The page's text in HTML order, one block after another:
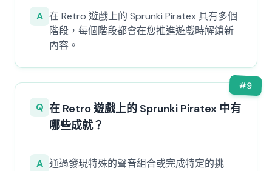
A 在 Retro 遊戲上的 Sprunki Piratex 具有多個
階段，每個階段都會在您推進遊戲時解鎖新
內容。
#9
Q 在 Retro 遊戲上的 Sprunki Piratex 中有
哪些成就？
A 通過發現特殊的聲音組合或完成特定的挑